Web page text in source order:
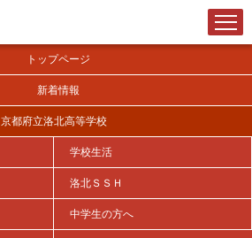
トップページ
新着情報
京都府立洛北高等学校
学校生活
洛北ＳＳＨ
中学生の方へ
洛北SSHだより > 令和８年度